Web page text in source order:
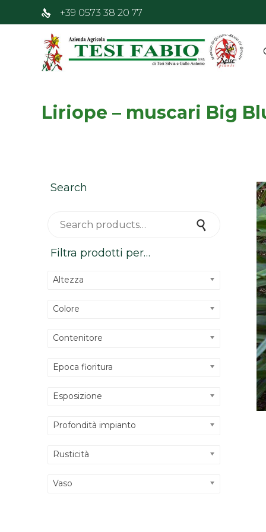
+39 0573 38 20 77
Liriope – muscari Big
Search
Search
Filtra prodotti per…
Altezza
Colore
Contenitore
Epoca fioritura
Esposizione
Profondità impianto
Rusticità
Vaso